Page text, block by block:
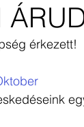
érkezett!